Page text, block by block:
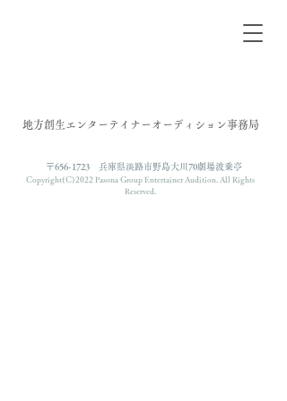
​地方創生エンターテイナーオーディション事務局
〒656-1723 兵庫県淡路市野島大川70劇場波乗亭
Copyright(C)2022 Pasona Group Entertainer Audition. All Rights
Reserved.